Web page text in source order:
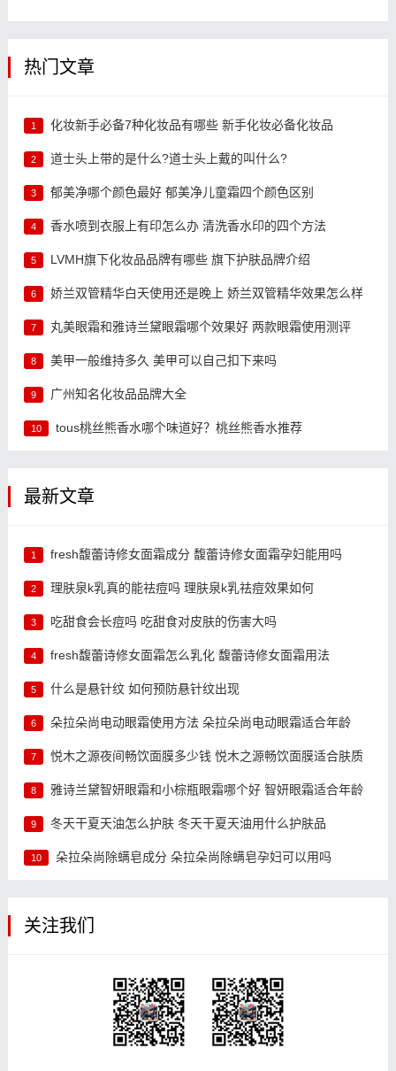
热门文章
1 化妆新手必备7种化妆品有哪些 新手化妆必备化妆品
2 道士头上带的是什么?道士头上戴的叫什么?
3 郁美净哪个颜色最好 郁美净儿童霜四个颜色区别
4 香水喷到衣服上有印怎么办 清洗香水印的四个方法
5 LVMH旗下化妆品品牌有哪些 旗下护肤品牌介绍
6 娇兰双管精华白天使用还是晚上 娇兰双管精华效果怎么样
7 丸美眼霜和雅诗兰黛眼霜哪个效果好 两款眼霜使用测评
8 美甲一般维持多久 美甲可以自己扣下来吗
9 广州知名化妆品品牌大全
10 tous桃丝熊香水哪个味道好？桃丝熊香水推荐
最新文章
1 fresh馥蕾诗修女面霜成分 馥蕾诗修女面霜孕妇能用吗
2 理肤泉k乳真的能祛痘吗 理肤泉k乳祛痘效果如何
3 吃甜食会长痘吗 吃甜食对皮肤的伤害大吗
4 fresh馥蕾诗修女面霜怎么乳化 馥蕾诗修女面霜用法
5 什么是悬针纹 如何预防悬针纹出现
6 朵拉朵尚电动眼霜使用方法 朵拉朵尚电动眼霜适合年龄
7 悦木之源夜间畅饮面膜多少钱 悦木之源畅饮面膜适合肤质
8 雅诗兰黛智妍眼霜和小棕瓶眼霜哪个好 智妍眼霜适合年龄
9 冬天干夏天油怎么护肤 冬天干夏天油用什么护肤品
10 朵拉朵尚除螨皂成分 朵拉朵尚除螨皂孕妇可以用吗
关注我们